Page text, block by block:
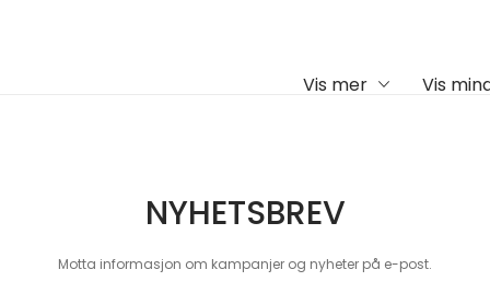
Vis mer Vis
NYHETSBREV
Motta informasjon om kampanjer og nyheter på e-post.